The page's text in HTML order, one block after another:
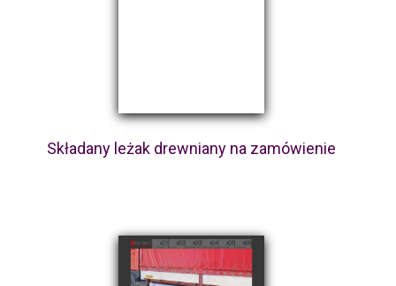
Składany leżak drewniany na zamówienie